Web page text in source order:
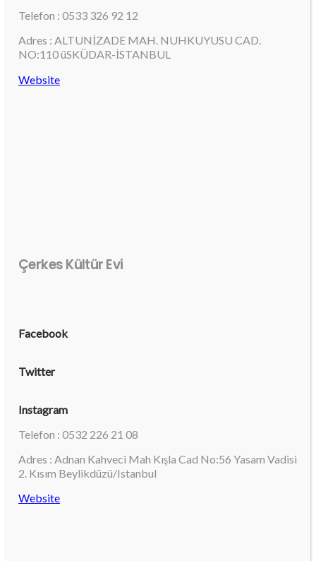
Telefon : 0533 326 92 12
Adres : ALTUNİZADE MAH. NUHKUYUSU CAD.
NO:110 üSKÜDAR-İSTANBUL
Website
Çerkes Kültür Evi
Facebook
Twitter
Instagram
Telefon : 0532 226 21 08
Adres : Adnan Kahveci Mah Kışla Cad No:56 Yasam Vadisi
2. Kısım Beylikdüzü/Istanbul
Website